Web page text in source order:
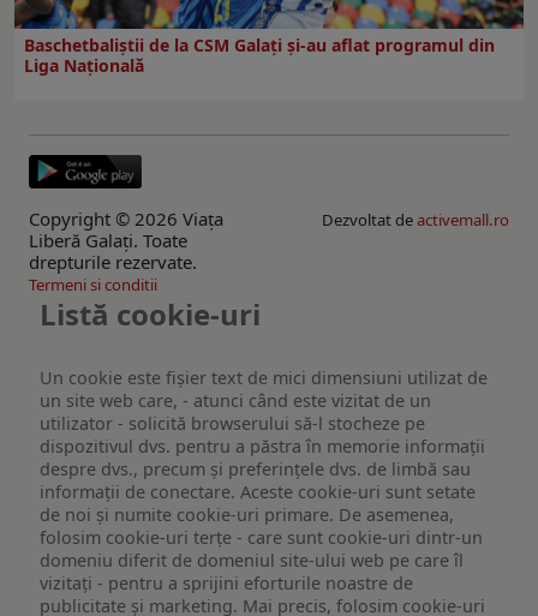
Baschetbaliștii de la CSM Galați și-au aflat programul din
Liga Națională
Copyright © 2026 Viaţa
Liberă Galaţi. Toate
drepturile rezervate.
Dezvoltat deactivemall.ro
Termeni si conditii
Listă cookie-uri
Un cookie este fişier text de mici dimensiuni utilizat de
un site web care, - atunci când este vizitat de un
utilizator - solicită browserului să-l stocheze pe
dispozitivul dvs. pentru a păstra în memorie informații
despre dvs., precum și preferințele dvs. de limbă sau
informații de conectare. Aceste cookie-uri sunt setate
de noi și numite cookie-uri primare. De asemenea,
folosim cookie-uri terțe - care sunt cookie-uri dintr-un
domeniu diferit de domeniul site-ului web pe care îl
vizitați - pentru a sprijini eforturile noastre de
publicitate și marketing. Mai precis, folosim cookie-uri